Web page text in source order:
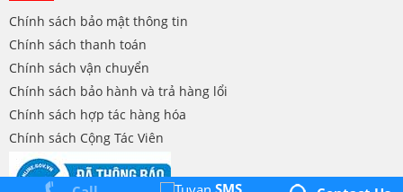
Chính sách bảo mật thông tin
Chính sách thanh toán
Chính sách vận chuyển
Chính sách bảo hành và trả hàng lổi
Chính sách hợp tác hàng hóa
Chính sách Cộng Tác Viên
SMS